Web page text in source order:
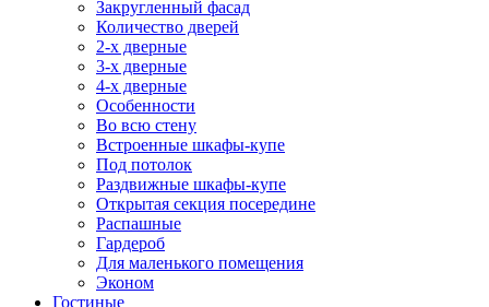
Закругленный фасад
Количество дверей
2-х дверные
3-х дверные
4-х дверные
Особенности
Во всю стену
Встроенные шкафы-купе
Под потолок
Раздвижные шкафы-купе
Открытая секция посередине
Распашные
Гардероб
Для маленького помещения
Эконом
Гостиные